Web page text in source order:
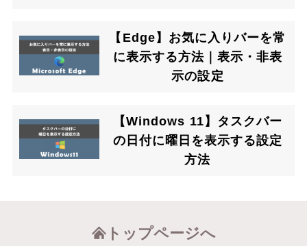
【Edge】お気に入りバーを常
に表示する方法｜表示・非表
示の設定
【Windows 11】タスクバー
の日付に曜日を表示する設定
方法
トップページへ